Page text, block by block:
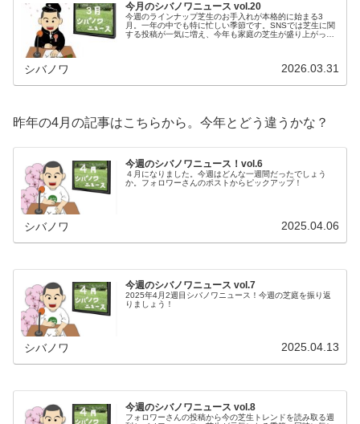
今月のシバノワニュース vol.20
今週のラインナップ芝生のお手入れが本格的に始まる3
月。一年の中でも特に忙しい季節です。SNSでは芝生に関
する投稿が一気に増え、今年も家庭の芝生が盛り上がって
シバノワ 2026.03.31
昨年の4月の記事はこちらから。今年とどう違うかな？
今週のシバノワニュース！vol.6
４月になりました。今週はどんな一週間だったでしょう
か。フォロワーさんのポストからピックアップ！
シバノワ 2025.04.06
今週のシバノワニュース vol.7
2025年4月2週目シバノワニュース！今週の芝庭を振り返
りましょう！
シバノワ 2025.04.13
今週のシバノワニュース vol.8
フォロワーさんの投稿から今の芝生トレンドを読み取る週